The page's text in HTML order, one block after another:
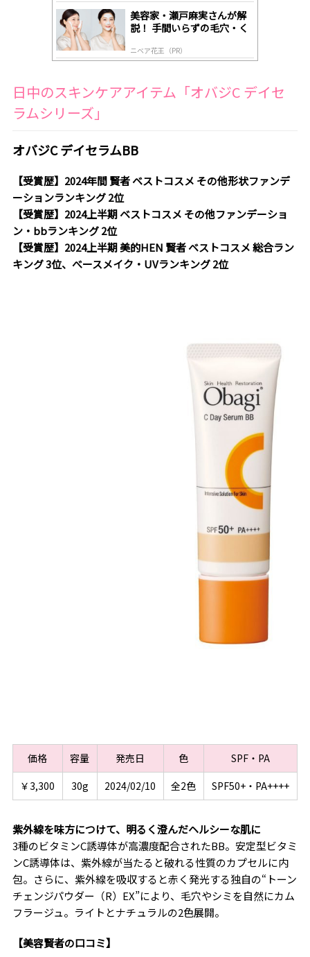
美容家・瀬戸麻実さんが解
説！ 手間いらずの毛穴・く
ニベア花王（PR）
日中のスキンケアアイテム「オバジC デイセ
ラムシリーズ」
オバジC デイセラムBB
【受賞歴】2024年間 賢者 ベストコスメ その他形状ファンデ
ーションランキング 2位
【受賞歴】2024上半期 ベストコスメ その他ファンデーショ
ン・bbランキング 2位
【受賞歴】2024上半期 美的HEN 賢者 ベストコスメ 総合ラン
キング 3位、べースメイク・UVランキング 2位
価格 容量 発売日 色
SPF・PA
￥3,300
30g 2024/02/10 全2色 SPF50+・PA++++
紫外線を味方につけて、明るく澄んだヘルシーな肌に
3種のビタミンC誘導体が高濃度配合されたBB。安定型ビタミ
ンC誘導体は、紫外線が当たると破れる性質のカプセルに内
包。さらに、紫外線を吸収すると赤く発光する独自の“トーン
チェンジパウダー（R）EX”により、毛穴やシミを自然にカム
フラージュ。ライトとナチュラルの2色展開。
【美容賢者の口コミ】